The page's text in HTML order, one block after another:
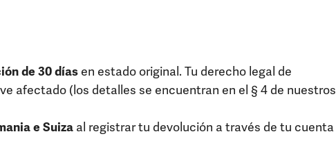
de 30 díasen estado original. Tu derecho legal de
afectado (los detalles se encuentran en el § 4 de nuestros
e Suizaal registrar tu devolución a través de tu cuenta